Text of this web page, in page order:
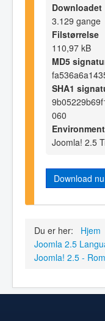
Downloadet
3.129 gange
Filstørrelse
110,97 kB
MD5
SHA1
060
Joomla! 2.5
Download nu
Du er her: Hjem
Joomla 2.5
Joomla! 2.5 -